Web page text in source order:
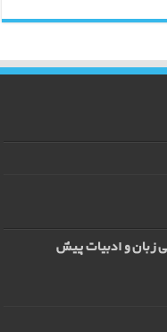
زبان و ادبیات پیش